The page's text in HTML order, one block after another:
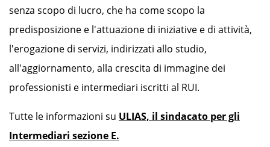
senza scopo di lucro, che ha come scopo la
predisposizione e l'attuazione di iniziative e di attività,
l'erogazione di servizi, indirizzati allo studio,
all'aggiornamento, alla crescita di immagine dei
professionisti e intermediari iscritti al RUI.
Tutte le informazioni su ULIAS, il sindacato per gli
Intermediari sezione E.